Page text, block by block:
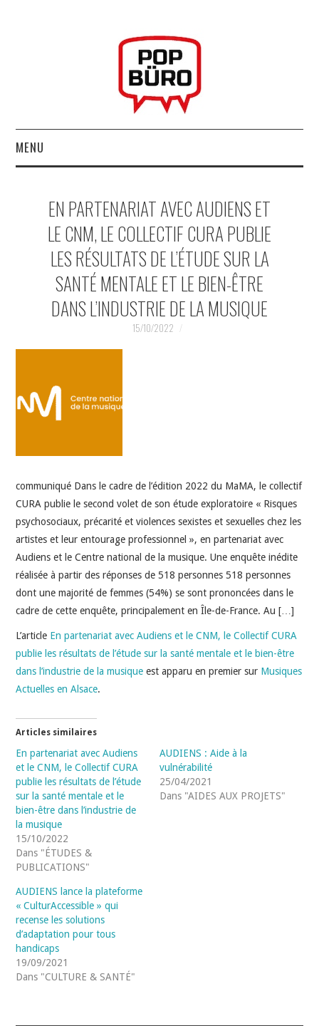
MENU
MUSIQUESACTUELLES.NET
GABBA GABBA HEY !
LES LABELS
EN PARTENARIAT AVEC AUDIENS ET
LE CNM, LE COLLECTIF CURA PUBLIE
LES RÉSULTATS DE L’ÉTUDE SUR LA
SANTÉ MENTALE ET LE BIEN-ÊTRE
DANS L’INDUSTRIE DE LA MUSIQUE
15/10/2022
communiqué Dans le cadre de l’édition 2022 du MaMA, le collectif
CURA publie le second volet de son étude exploratoire « Risques
psychosociaux, précarité et violences sexistes et sexuelles chez les
artistes et leur entourage professionnel », en partenariat avec
Audiens et le Centre national de la musique. Une enquête inédite
réalisée à partir des réponses de 518 personnes 518 personnes
dont une majorité de femmes (54%) se sont prononcées dans le
cadre de cette enquête, principalement en Île-de-France. Au […]
L’article En partenariat avec Audiens et le CNM, le Collectif CURA
publie les résultats de l’étude sur la santé mentale et le bien-être
dans l’industrie de la musique est apparu en premier sur Musiques
Actuelles en Alsace.
Articles similaires
En partenariat avec Audiens
et le CNM, le Collectif CURA
publie les résultats de l’étude
sur la santé mentale et le
bien-être dans l’industrie de
la musique
15/10/2022
Dans "ÉTUDES &
PUBLICATIONS"
AUDIENS : Aide à la
vulnérabilité
25/04/2021
Dans "AIDES AUX PROJETS"
AUDIENS lance la plateforme
« CulturAccessible » qui
recense les solutions
d’adaptation pour tous
handicaps
19/09/2021
Dans "CULTURE & SANTÉ"